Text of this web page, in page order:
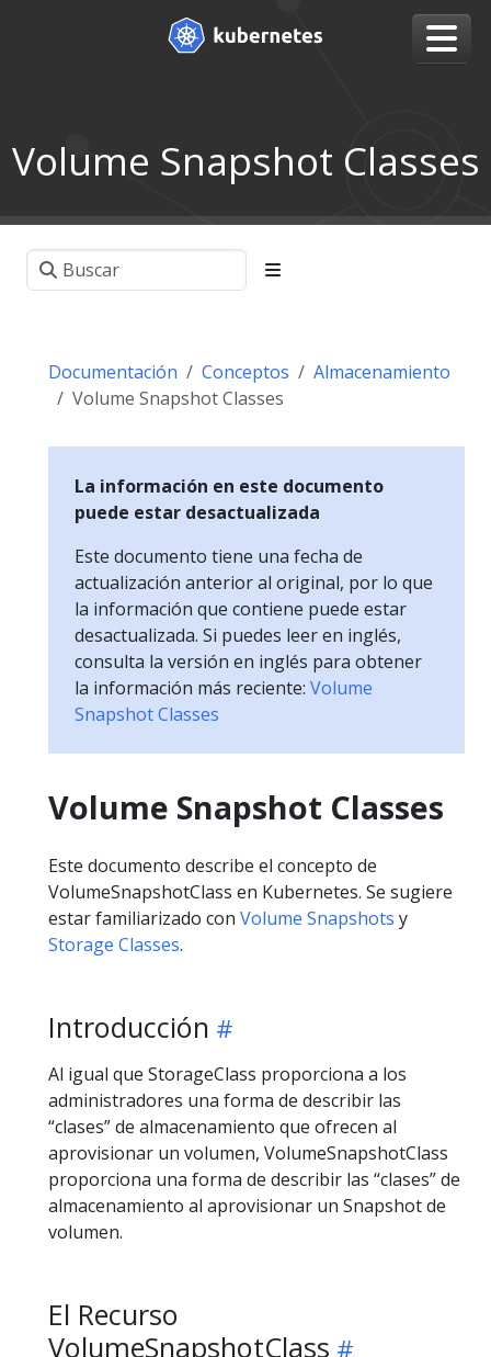
Volume Snapshot Classes
Documentación Conceptos
Almacenamiento
Volume Snapshot Classes
La información en este documento
puede estar desactualizada
Este documento tiene una fecha de
actualización anterior al original, por lo que
la información que contiene puede estar
desactualizada. Si puedes leer en inglés,
consulta la versión en inglés para obtener
la información más reciente: Volume
Snapshot Classes
Volume Snapshot Classes
Este documento describe el concepto de
VolumeSnapshotClass en Kubernetes. Se sugiere
estar familiarizado con Volume Snapshots y
Storage Classes.
Introducción
Al igual que StorageClass proporciona a los
administradores una forma de describir las
“clases” de almacenamiento que ofrecen al
aprovisionar un volumen, VolumeSnapshotClass
proporciona una forma de describir las “clases” de
almacenamiento al aprovisionar un Snapshot de
volumen.
El Recurso
VolumeSnapshotClass